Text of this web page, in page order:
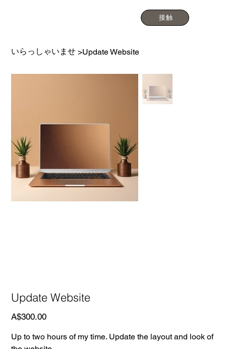
接触
いらっしゃいませ >Update Website
Update Website
価
格
A$300.00
Up to two hours of my time. Update the layout and look of